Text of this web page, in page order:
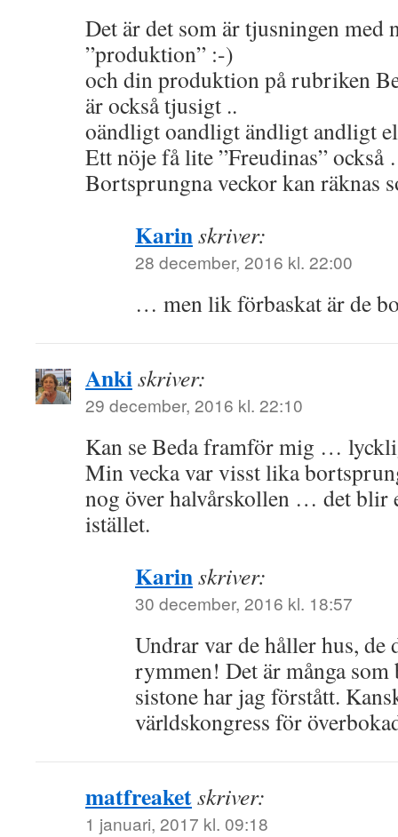
Det är det som är tjusningen med
”produktion” :-)
och din produktion på rubriken
är också tjusigt ..
oändligt oandligt ändligt andligt
Ett nöje få lite ”Freudinas”
Bortsprungna veckor kan räknas
Karinskriver:
28 december, 2016 kl. 22:00
… men lik förbaskat är de
Ankiskriver:
29 december, 2016 kl. 22:10
Kan se Beda framför mig …
Min vecka var visst lika
nog över halvårskollen … det blir
istället.
Karinskriver:
30 december, 2016 kl. 18:57
Undrar var de håller hus, de
rymmen! Det är många
sistone har jag förstått.
världskongress för
matfreaketskriver:
1 januari, 2017 kl. 09:18